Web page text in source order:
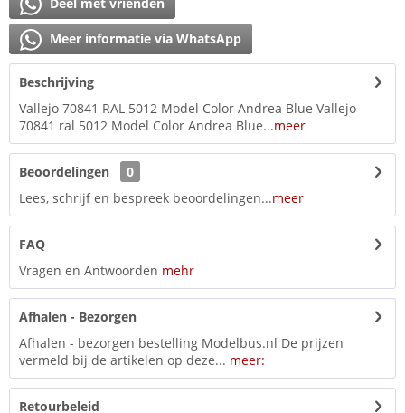
Meer informatie via WhatsApp
Beschrijving
Vallejo 70841 RAL 5012 Model Color Andrea Blue Vallejo
70841 ral 5012 Model Color Andrea Blue...meer
Beoordelingen
0
Lees, schrijf en bespreek beoordelingen...meer
FAQ
Vragen en Antwoorden mehr
Afhalen - Bezorgen
Afhalen - bezorgen bestelling Modelbus.nl De prijzen
vermeld bij de artikelen op deze... meer:
Retourbeleid